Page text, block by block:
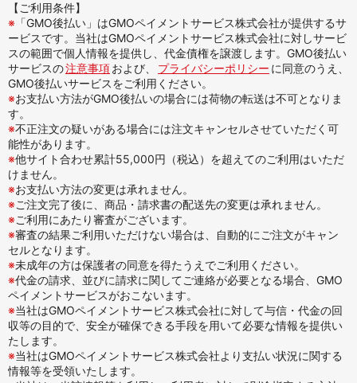
【ご利用条件】
※ 「GMO後払い」はGMOペイメントサービス株式会社が提供するサ
ービスです。当社はGMOペイメントサービス株式会社に対しサービ
スの範囲で個人情報を提供し、代金債権を譲渡します。GMO後払い
サービスの注意事項および、 プライバシーポリシー に同意のうえ、
GMO後払いサービスをご利用ください。
※お支払い方法がGMO後払いの場合には荷物の転送は不可となりま
す。
※不正注文の疑いがある場合には注文キャンセルさせていただく可
能性があります。
※他サイト合わせ累計55,000円（税込）を超えてのご利用はいただ
けません。
※お支払い方法の変更は承れません。
※ご注文完了後に、商品・請求書の配送先の変更は承れません。
※ご利用にあたり審査がございます。
※審査の結果ご利用いただけない場合は、自動的にご注文がキャン
セルとなります。
※未成年の方は保護者の同意を得たうえでご利用ください。
※代金の請求、並びに請求に関してご連絡が必要となる場合、GMO
ペイメントサービスがおこないます。
※当社はGMOペイメントサービス株式会社に対して与信・代金の回
収等の目的で、安全が確保できる手段を用いて必要な情報を提供い
たします。
※当社はGMOペイメントサービス株式会社より支払い状況に関する
情報等を受領いたします。